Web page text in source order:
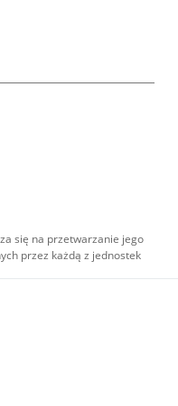
się na przetwarzanie jego
przez każdą z jednostek